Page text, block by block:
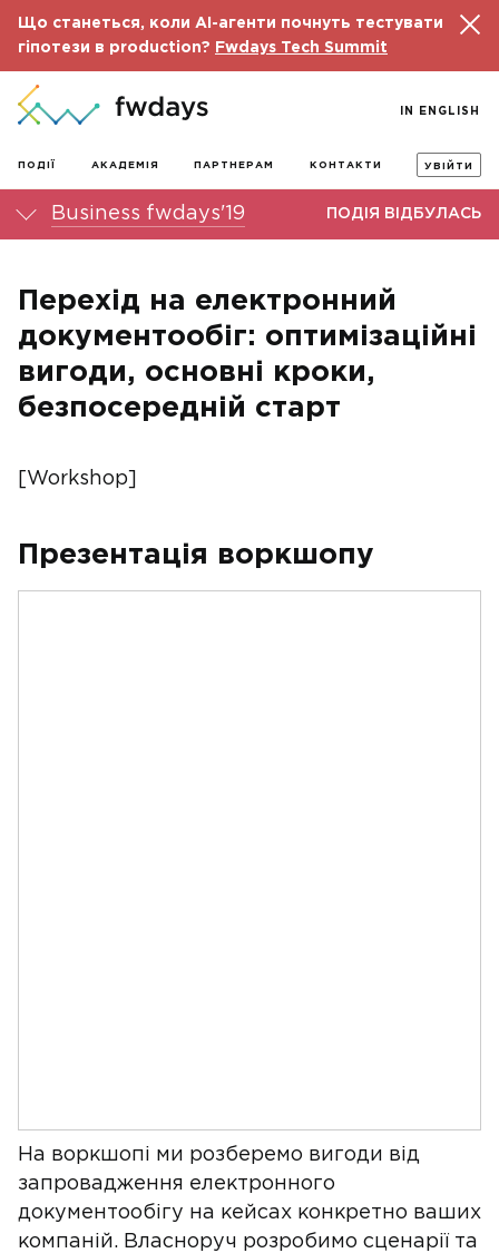
Що станеться, коли AI-агенти почнуть тестувати
гіпотези в production?
Fwdays Tech Summit
ПОДІЇ АКАДЕМІЯ ПАРТНЕРАМ КОНТАКТИ УВІЙТИ
IN ENGLISH
Business fwdays'19 ПОДІЯ ВІДБУЛАСЬ
Перехід на електронний
документообіг: оптимізаційні
вигоди, основні кроки,
безпосередній старт
[Workshop]
Презентація воркшопу
На воркшопі ми розберемо вигоди від
запровадження електронного
документообігу на кейсах конкретно ваших
компаній. Власноруч розробимо сценарії та